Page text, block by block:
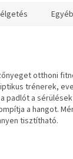
otthoni
trénerek,
padlót a
a hangot.
tisztítható.